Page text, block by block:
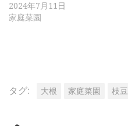
2024年7月11日
家庭菜園
タグ: 大根 家庭菜園 枝豆